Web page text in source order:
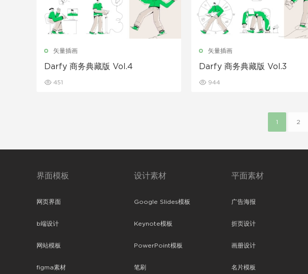
矢量插画
Darfy 商务典藏版 Vol.4
451
矢量插画
Darfy 商务典藏版 Vol.3
944
1 2
界面模板
网页界面
b端设计
网站模板
figma素材
设计素材
Google Slides模板
Keynote模板
PowerPoint模板
笔刷
平面素材
广告海报
折页设计
画册设计
名片模板